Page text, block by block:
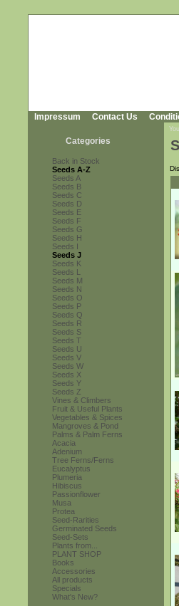
Impressum Contact Us
Categories
Back in Stock
Seeds A-Z
Seeds A
Seeds B
Seeds C
Seeds D
Seeds E
Seeds F
Seeds G
Seeds H
Seeds I
Seeds J
Seeds K
Seeds L
Seeds M
Seeds N
Seeds O
Seeds P
Seeds Q
Seeds R
Seeds S
Seeds T
Seeds U
Seeds V
Seeds W
Seeds X
Seeds Y
Seeds Z
Vines & Climbers
Fruit & Useful Plants
Vegetables & Spices
Mangroves & Pond
Palms & Palm Ferns
Acacia
Adenium
Tree Ferns/Ferns
Eucalyptus
Plumeria
Hibiscus
Passionflower
Musa
Protea
Seed-Rarities
Germinated Seeds
Seed-Sets
Plants from...
PLANT SHOP
Books
Accessories
All products
Specials
What's New?